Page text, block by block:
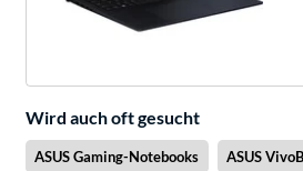
Wird auch oft gesucht
ASUS Gaming-Notebooks ASUS